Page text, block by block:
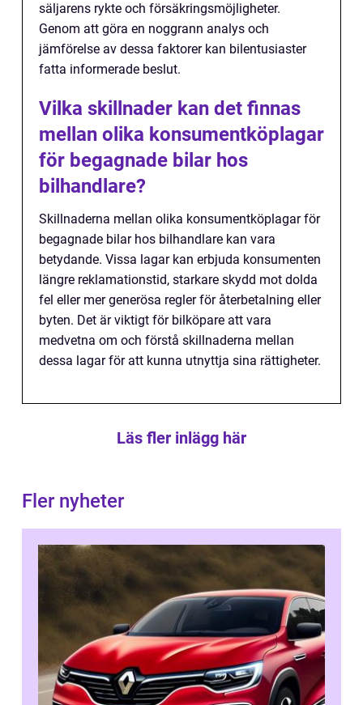
säljarens rykte och försäkringsmöjligheter.
Genom att göra en noggrann analys och
jämförelse av dessa faktorer kan bilentusiaster
fatta informerade beslut.
Vilka skillnader kan det finnas
mellan olika konsumentköplagar
för begagnade bilar hos
bilhandlare?
Skillnaderna mellan olika konsumentköplagar för
begagnade bilar hos bilhandlare kan vara
betydande. Vissa lagar kan erbjuda konsumenten
längre reklamationstid, starkare skydd mot dolda
fel eller mer generösa regler för återbetalning eller
byten. Det är viktigt för bilköpare att vara
medvetna om och förstå skillnaderna mellan
dessa lagar för att kunna utnyttja sina rättigheter.
Läs fler inlägg här
Fler nyheter